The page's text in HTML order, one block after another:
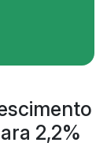
2,2%